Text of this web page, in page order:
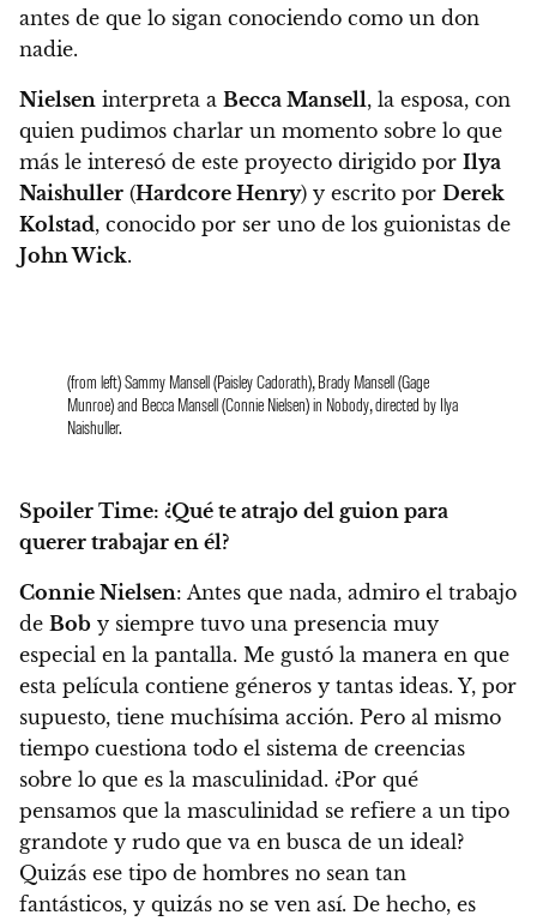
antes de que lo sigan conociendo como un don
nadie.
Nielsen interpreta a Becca Mansell, la esposa, con
quien pudimos charlar un momento sobre lo que
más le interesó de este proyecto dirigido por Ilya
Naishuller (Hardcore Henry) y escrito por Derek
Kolstad, conocido por ser uno de los guionistas de
John Wick.
(from left) Sammy Mansell (Paisley Cadorath), Brady Mansell (Gage
Munroe) and Becca Mansell (Connie Nielsen) in Nobody, directed by Ilya
Naishuller.
Spoiler Time: ¿Qué te atrajo del guion para
querer trabajar en él?
Connie Nielsen: Antes que nada, admiro el trabajo
de Bob y siempre tuvo una presencia muy
especial en la pantalla. Me gustó la manera en que
esta película contiene géneros y tantas ideas. Y, por
supuesto, tiene muchísima acción. Pero al mismo
tiempo cuestiona todo el sistema de creencias
sobre lo que es la masculinidad. ¿Por qué
pensamos que la masculinidad se refiere a un tipo
grandote y rudo que va en busca de un ideal?
Quizás ese tipo de hombres no sean tan
fantásticos, y quizás no se ven así. De hecho, es